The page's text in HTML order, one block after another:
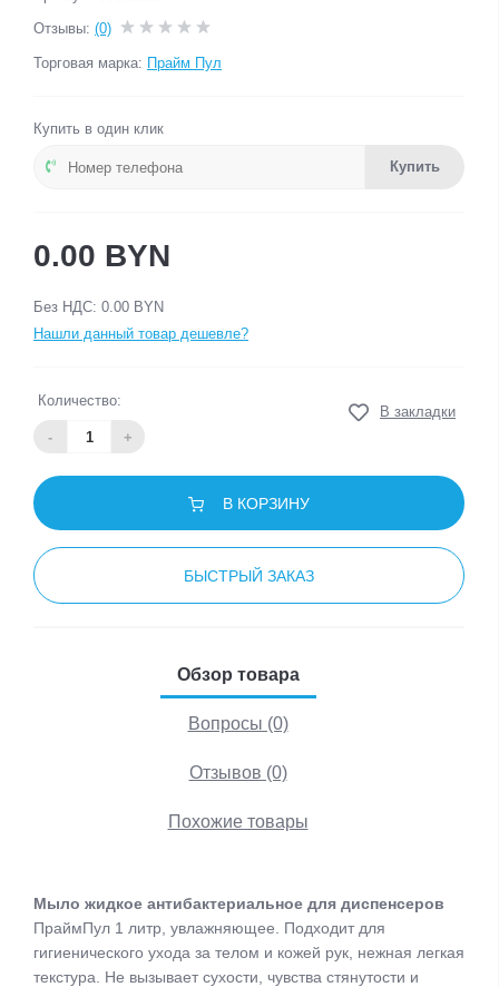
Отзывы: (0)
Торговая марка: Прайм Пул
Купить в один клик
Купить
0.00 BYN
Без НДС: 0.00 BYN
Нашли данный товар дешевле?
Количество:
- +
В закладки
В КОРЗИНУ
БЫСТРЫЙ ЗАКАЗ
Обзор товара
Вопросы (0)
Отзывов (0)
Похожие товары
Мыло жидкое антибактериальное для диспенсеров
ПраймПул 1 литр, увлажняющее. Подходит для
гигиенического ухода за телом и кожей рук, нежная легкая
текстура. Не вызывает сухости, чувства стянутости и